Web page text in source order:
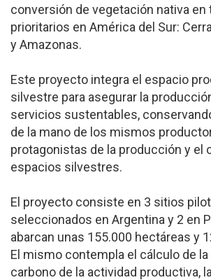
conversión de vegetación nativa en
prioritarios en América del Sur:
y Amazonas.
Este proyecto integra el espacio
silvestre para asegurar la
servicios sustentables,
de la mano de los mismos
protagonistas de la producción y el
espacios silvestres.
El proyecto consiste en 3 sitios
seleccionados en Argentina y 2 en
abarcan unas 155.000 hectáreas y
El mismo contempla el cálculo de la
carbono de la actividad productiva,